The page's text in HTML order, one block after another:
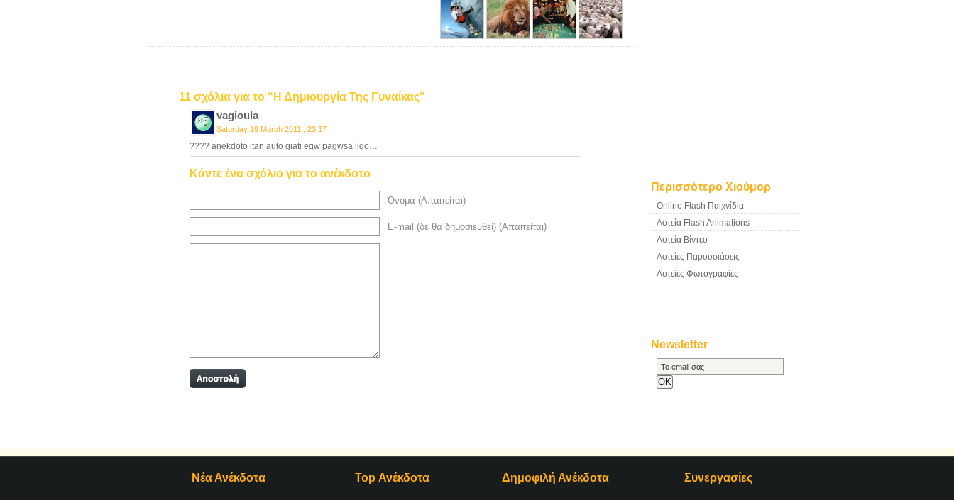
11 σχόλια για το “Η Δημιουργία Της Γυναίκας”
vagioula
Saturday 19 March 2011 , 23:17
???? anekdoto itan auto giati egw pagwsa ligo…
Κάντε ένα σχόλιο για το ανέκδοτο
Όνομα (Απαιτείται)
E-mail (δε θα δημοσιευθεί) (Απαιτείται)
Περισσότερο Χιούμορ
Online Flash Παιχνίδια
Αστεία Flash Animations
Αστεία Βίντεο
Αστείες Παρουσιάσεις
Αστείες Φωτογραφίες
Newsletter
Νέα Ανέκδοτα Top Ανέκδοτα Δημοφιλή Ανέκδοτα Συνεργασίες